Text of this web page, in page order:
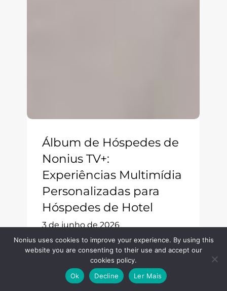
Álbum de Hóspedes de
Nonius TV+:
Experiências Multimídia
Personalizadas para
Hóspedes de Hotel
3 de junho de 2026
Nonius uses cookies to improve your experience. By using this
website you are consenting to their use and accept our
cookies policy.
Ok
Decline Ler Mais